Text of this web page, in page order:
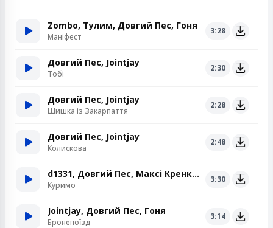
Zombo, Тулим, Довгий Пес, Гоня
Маніфест
3:28
Довгий Пес, Jointjay
Тобі
2:30
Довгий Пес, Jointjay
Шишка із Закарпаття
2:28
Довгий Пес, Jointjay
Колискова
2:48
d1331, Довгий Пес, Максі Кренк Звук, GIANTKEY
Куримо
3:30
Jointjay, Довгий Пес, Гоня
Бронепоїзд
3:14